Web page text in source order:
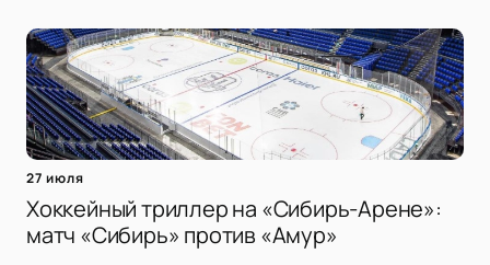
27 июля
Хоккейный триллер на «Сибирь-Арене»:
матч «Сибирь» против «Амур»